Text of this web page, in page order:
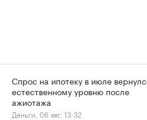
Спрос на ипотеку в июле
естественному уровню после
ажиотажа
Деньги, 06 авг, 13:32